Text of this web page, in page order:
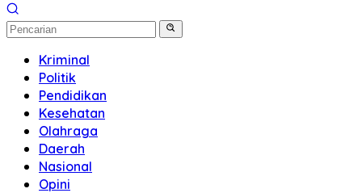
Kriminal
Politik
Pendidikan
Kesehatan
Olahraga
Daerah
Nasional
Opini